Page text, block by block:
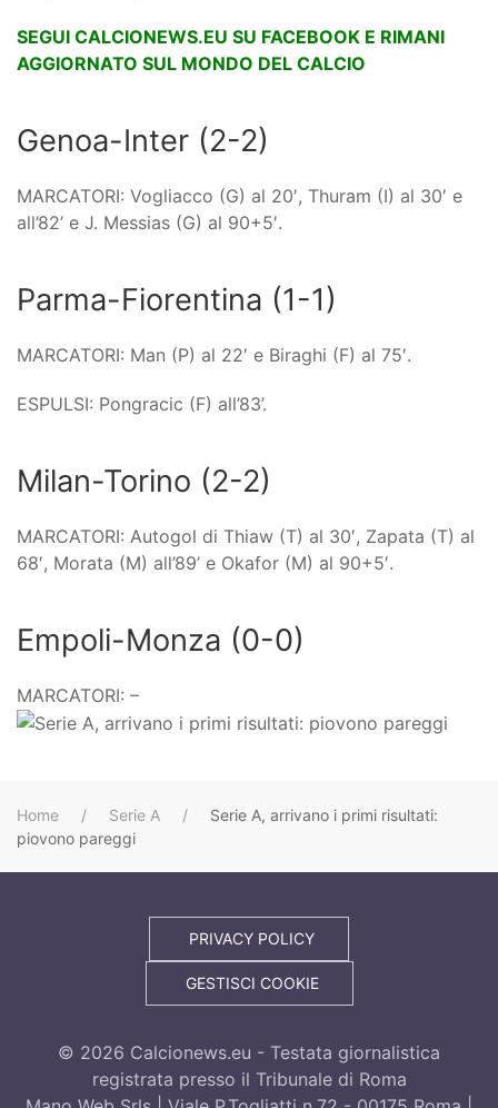
SEGUI CALCIONEWS.EU SU FACEBOOK E RIMANI
AGGIORNATO SUL MONDO DEL CALCIO
Genoa-Inter (2-2)
MARCATORI: Vogliacco (G) al 20′, Thuram (I) al 30′ e
all’82’ e J. Messias (G) al 90+5′.
Parma-Fiorentina (1-1)
MARCATORI: Man (P) al 22′ e Biraghi (F) al 75′.
ESPULSI: Pongracic (F) all’83’.
Milan-Torino (2-2)
MARCATORI: Autogol di Thiaw (T) al 30′, Zapata (T) al
68′, Morata (M) all’89’ e Okafor (M) al 90+5′.
Empoli-Monza (0-0)
MARCATORI: –
Home Serie A
Serie A, arrivano i primi risultati:
piovono pareggi
PRIVACY POLICY
GESTISCI COOKIE
© 2026 Calcionews.eu - Testata giornalistica
registrata presso il Tribunale di Roma